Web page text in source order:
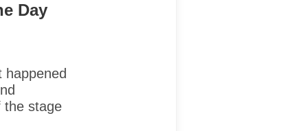
Day
happened
the stage